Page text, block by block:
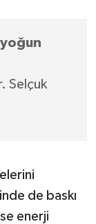
Selçuk
de baskı
enerji